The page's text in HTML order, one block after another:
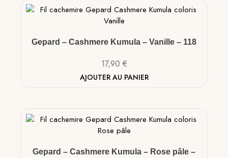
Gepard – Cashmere Kumula – Vanille – 118
17,90 €
AJOUTER AU PANIER
Gepard – Cashmere Kumula – Rose pâle –